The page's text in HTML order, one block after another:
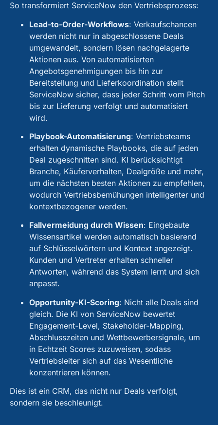
So transformiert ServiceNow den Vertriebsprozess:
Lead-to-Order-Workflows: Verkaufschancen
werden nicht nur in abgeschlossene Deals
umgewandelt, sondern lösen nachgelagerte
Aktionen aus. Von automatisierten
Angebotsgenehmigungen bis hin zur
Bereitstellung und Lieferkoordination stellt
ServiceNow sicher, dass jeder Schritt vom Pitch
bis zur Lieferung verfolgt und automatisiert
wird.
Playbook-Automatisierung: Vertriebsteams
erhalten dynamische Playbooks, die auf jeden
Deal zugeschnitten sind. KI berücksichtigt
Branche, Käuferverhalten, Dealgröße und mehr,
um die nächsten besten Aktionen zu empfehlen,
wodurch Vertriebsbemühungen intelligenter und
kontextbezogener werden.
Fallvermeidung durch Wissen: Eingebaute
Wissensartikel werden automatisch basierend
auf Schlüsselwörtern und Kontext angezeigt.
Kunden und Vertreter erhalten schneller
Antworten, während das System lernt und sich
anpasst.
Opportunity-KI-Scoring: Nicht alle Deals sind
gleich. Die KI von ServiceNow bewertet
Engagement-Level, Stakeholder-Mapping,
Abschlusszeiten und Wettbewerbersignale, um
in Echtzeit Scores zuzuweisen, sodass
Vertriebsleiter sich auf das Wesentliche
konzentrieren können.
Dies ist ein CRM, das nicht nur Deals verfolgt,
sondern sie beschleunigt.